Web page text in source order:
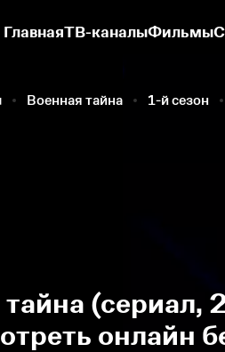
ГлавнаяТВ-каналыФильмы
Военная тайна 1-й сезон
(сериал,
онлайн